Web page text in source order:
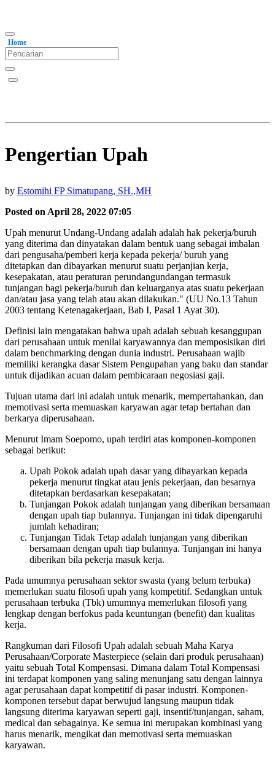
Home
Pengertian Upah
by Estomihi FP Simatupang, SH.,MH
Posted on April 28, 2022 07:05
Upah menurut Undang-Undang adalah adalah hak pekerja/buruh
yang diterima dan dinyatakan dalam bentuk uang sebagai imbalan
dari pengusaha/pemberi kerja kepada pekerja/ buruh yang
ditetapkan dan dibayarkan menurut suatu perjanjian kerja,
kesepakatan, atau peraturan perundangundangan termasuk
tunjangan bagi pekerja/buruh dan keluarganya atas suatu pekerjaan
dan/atau jasa yang telah atau akan dilakukan." (UU No.13 Tahun
2003 tentang Ketenagakerjaan, Bab I, Pasal 1 Ayat 30).
Definisi lain mengatakan bahwa upah adalah sebuah kesanggupan
dari perusahaan untuk menilai karyawannya dan memposisikan diri
dalam benchmarking dengan dunia industri. Perusahaan wajib
memiliki kerangka dasar Sistem Pengupahan yang baku dan standar
untuk dijadikan acuan dalam pembicaraan negosiasi gaji.
Tujuan utama dari ini adalah untuk menarik, mempertahankan, dan
memotivasi serta memuaskan karyawan agar tetap bertahan dan
berkarya diperusahaan.
Menurut Imam Soepomo, upah terdiri atas komponen-komponen
sebagai berikut:
Upah Pokok adalah upah dasar yang dibayarkan kepada
pekerja menurut tingkat atau jenis pekerjaan, dan besarnya
ditetapkan berdasarkan kesepakatan;
Tunjangan Pokok adalah tunjangan yang diberikan bersamaan
dengan upah tiap bulannya. Tunjangan ini tidak dipengaruhi
jumlah kehadiran;
Tunjangan Tidak Tetap adalah tunjangan yang diberikan
bersamaan dengan upah tiap bulannya. Tunjangan ini hanya
diberikan bila pekerja masuk kerja.
Pada umumnya perusahaan sektor swasta (yang belum terbuka)
memerlukan suatu filosofi upah yang kompetitif. Sedangkan untuk
perusahaan terbuka (Tbk) umumnya memerlukan filosofi yang
lengkap dengan berfokus pada keuntungan (benefit) dan kualitas
kerja.
Rangkuman dari Filosofi Upah adalah sebuah Maha Karya
Perusahaan/Corporate Masterpiece (selain dari produk perusahaan)
yaitu sebuah Total Kompensasi. Dimana dalam Total Kompensasi
ini terdapat komponen yang saling menunjang satu dengan lainnya
agar perusahaan dapat kompetitif di pasar industri. Komponen-
komponen tersebut dapat berwujud langsung maupun tidak
langsung diterima karyawan seperti gaji, insentif/tunjangan, saham,
medical dan sebagainya. Ke semua ini merupakan kombinasi yang
harus menarik, mengikat dan memotivasi serta memuaskan
karyawan.